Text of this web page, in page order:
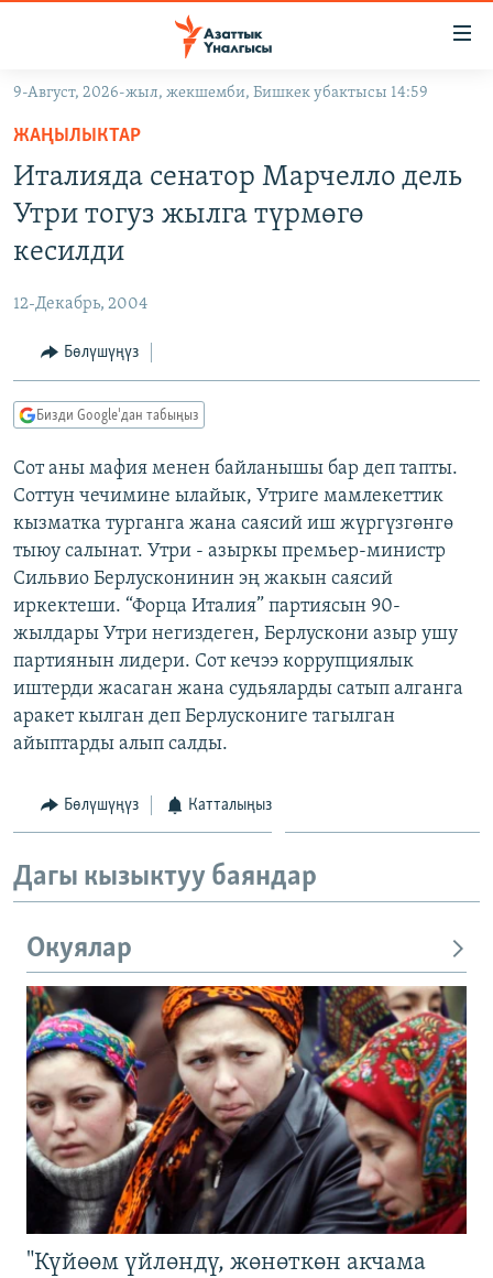
Навигацияга
өтүңүз
Издөөгө
салыңыз
МАДАНИЯТ
УКРАИНА
ТВ ПРОГРАММАЛАР
БҮГҮН АЗАТТЫКТА
ДАНИСТЕ
АЗАТТЫК+
ЫҢГАЙСЫЗ СУРООЛОР
ПОДКАСТ
ОНЛАЙН ШЕРИНЕ
ЭЕ/АРнун бардык сайттары
9-Август, 2026-жыл, жекшемби, Бишкек убактысы 14:59
ЖАҢЫЛЫКТАР
Италияда сенатор Марчелло дель
Утри тогуз жылга түрмөгө
кесилди
12-Декабрь, 2004
Бөлүшүңүз
Бизди Google'дан табыңыз
Сот аны мафия менен байланышы бар деп тапты.
Соттун чечимине ылайык, Утриге мамлекеттик
кызматка турганга жана саясий иш жүргүзгөнгө
тыюу салынат. Утри - азыркы премьер-министр
Сильвио Берлусконинин эң жакын саясий
иркектеши. “Форца Италия” партиясын 90-
жылдары Утри негиздеген, Берлускони азыр ушу
партиянын лидери. Сот кечээ коррупциялык
иштерди жасаган жана судьяларды сатып алганга
аракет кылган деп Берлускониге тагылган
айыптарды алып салды.
Бөлүшүңүз Катталыңыз
Дагы кызыктуу баяндар
Окуялар
"Күйөөм үйлөндү, жөнөткөн акчама